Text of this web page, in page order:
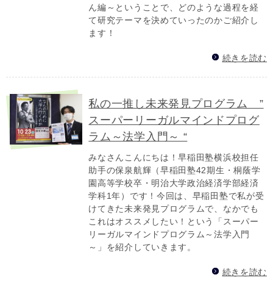
ん編～ということで、どのような過程を経
て研究テーマを決めていったのかご紹介し
ます！
続きを読む
私の一推し未来発見プログラム ”
スーパーリーガルマインドプログ
ラム～法学入門～ “
みなさんこんにちは！早稲田塾横浜校担任
助手の保泉航輝（早稲田塾42期生・桐蔭学
園高等学校卒・明治大学政治経済学部経済
学科1年）です！今回は、早稲田塾で私が受
けてきた未来発見プログラムで、なかでも
これはオススメしたい！という「スーパー
リーガルマインドプログラム～法学入門
～」を紹介していきます。
続きを読む